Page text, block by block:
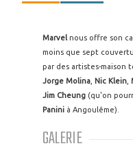
Marvel nous offre son
moins que sept
par des artistes-maison
Jorge Molina Nic Klein
Jim Cheung (qu'on
Panini à Angoulême).
GALERIE